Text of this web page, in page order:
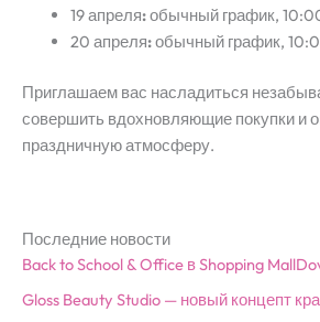
19 апреля:обычный график,
20 апреля:обычный график,
Приглашаем вас насладиться
совершить вдохновляющие покупки и
праздничную атмосферу.
Последние новости
Back to School & Office в Shopping
Gloss Beauty Studio — новый концепт